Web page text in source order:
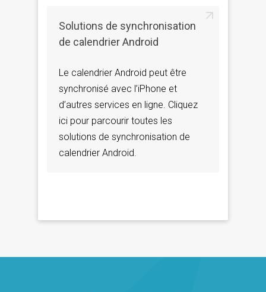
Solutions de synchronisation
de calendrier Android
Le calendrier Android peut être
synchronisé avec l’iPhone et
d’autres services en ligne. Cliquez
ici pour parcourir toutes les
solutions de synchronisation de
calendrier Android.